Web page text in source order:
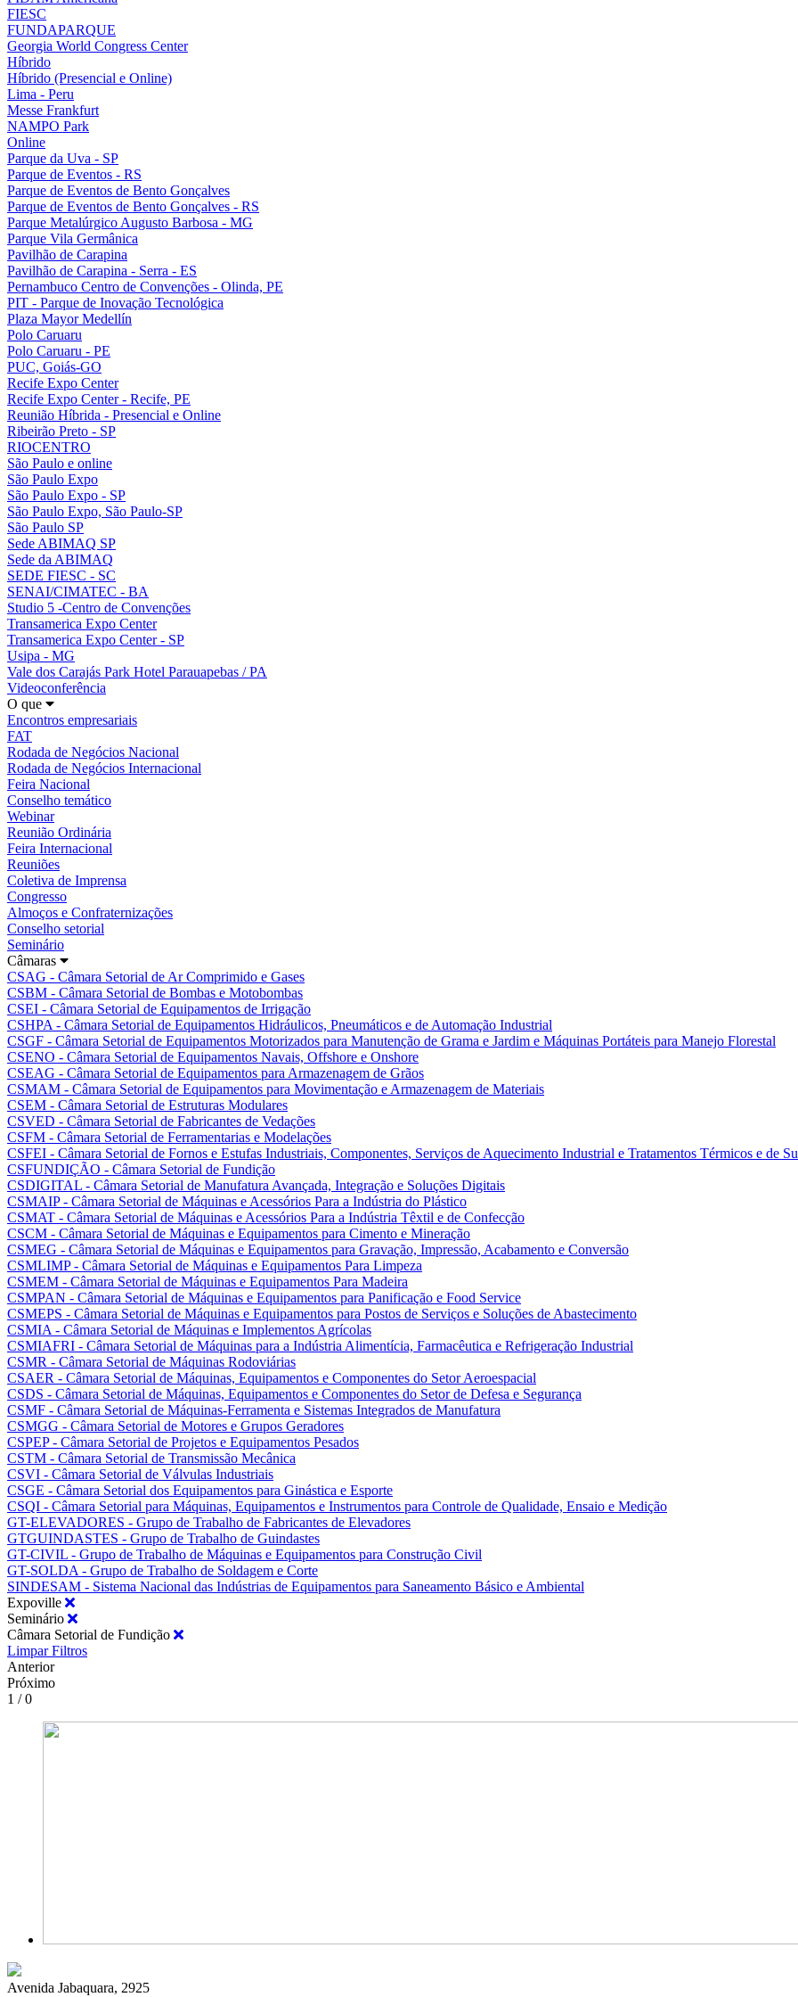
FIESC
FUNDAPARQUE
Georgia World Congress Center
Híbrido
Híbrido (Presencial e Online)
Lima - Peru
Messe Frankfurt
NAMPO Park
Online
Parque da Uva - SP
Parque de Eventos - RS
Parque de Eventos de Bento Gonçalves
Parque de Eventos de Bento Gonçalves - RS
Parque Metalúrgico Augusto Barbosa - MG
Parque Vila Germânica
Pavilhão de Carapina
Pavilhão de Carapina - Serra - ES
Pernambuco Centro de Convenções - Olinda, PE
PIT - Parque de Inovação Tecnológica
Plaza Mayor Medellín
Polo Caruaru
Polo Caruaru - PE
PUC, Goiás-GO
Recife Expo Center
Recife Expo Center - Recife, PE
Reunião Híbrida - Presencial e Online
Ribeirão Preto - SP
RIOCENTRO
São Paulo e online
São Paulo Expo
São Paulo Expo - SP
São Paulo Expo, São Paulo-SP
São Paulo SP
Sede ABIMAQ SP
Sede da ABIMAQ
SEDE FIESC - SC
SENAI/CIMATEC - BA
Studio 5 -Centro de Convenções
Transamerica Expo Center
Transamerica Expo Center - SP
Usipa - MG
Vale dos Carajás Park Hotel Parauapebas / PA
Videoconferência
O que
Encontros empresariais
FAT
Rodada de Negócios Nacional
Rodada de Negócios Internacional
Feira Nacional
Conselho temático
Webinar
Reunião Ordinária
Feira Internacional
Reuniões
Coletiva de Imprensa
Congresso
Almoços e Confraternizações
Conselho setorial
Seminário
Câmaras
CSAG - Câmara Setorial de Ar Comprimido e Gases
CSBM - Câmara Setorial de Bombas e Motobombas
CSEI - Câmara Setorial de Equipamentos de Irrigação
CSHPA - Câmara Setorial de Equipamentos Hidráulicos, Pneumáticos e de Automação Industrial
CSGF - Câmara Setorial de Equipamentos Motorizados para Manutenção de Grama e Jardim e Máquinas Portáteis para Manejo Florestal
CSENO - Câmara Setorial de Equipamentos Navais, Offshore e Onshore
CSEAG - Câmara Setorial de Equipamentos para Armazenagem de Grãos
CSMAM - Câmara Setorial de Equipamentos para Movimentação e Armazenagem de Materiais
CSEM - Câmara Setorial de Estruturas Modulares
CSVED - Câmara Setorial de Fabricantes de Vedações
CSFM - Câmara Setorial de Ferramentarias e Modelações
CSFEI - Câmara Setorial de Fornos e Estufas Industriais, Componentes, Serviços de Aquecimento Industrial e Tratamentos Térmicos e de
CSFUNDIÇÃO - Câmara Setorial de Fundição
CSDIGITAL - Câmara Setorial de Manufatura Avançada, Integração e Soluções Digitais
CSMAIP - Câmara Setorial de Máquinas e Acessórios Para a Indústria do Plástico
CSMAT - Câmara Setorial de Máquinas e Acessórios Para a Indústria Têxtil e de Confecção
CSCM - Câmara Setorial de Máquinas e Equipamentos para Cimento e Mineração
CSMEG - Câmara Setorial de Máquinas e Equipamentos para Gravação, Impressão, Acabamento e Conversão
CSMLIMP - Câmara Setorial de Máquinas e Equipamentos Para Limpeza
CSMEM - Câmara Setorial de Máquinas e Equipamentos Para Madeira
CSMPAN - Câmara Setorial de Máquinas e Equipamentos para Panificação e Food Service
CSMEPS - Câmara Setorial de Máquinas e Equipamentos para Postos de Serviços e Soluções de Abastecimento
CSMIA - Câmara Setorial de Máquinas e Implementos Agrícolas
CSMIAFRI - Câmara Setorial de Máquinas para a Indústria Alimentícia, Farmacêutica e Refrigeração Industrial
CSMR - Câmara Setorial de Máquinas Rodoviárias
CSAER - Câmara Setorial de Máquinas, Equipamentos e Componentes do Setor Aeroespacial
CSDS - Câmara Setorial de Máquinas, Equipamentos e Componentes do Setor de Defesa e Segurança
CSMF - Câmara Setorial de Máquinas-Ferramenta e Sistemas Integrados de Manufatura
CSMGG - Câmara Setorial de Motores e Grupos Geradores
CSPEP - Câmara Setorial de Projetos e Equipamentos Pesados
CSTM - Câmara Setorial de Transmissão Mecânica
CSVI - Câmara Setorial de Válvulas Industriais
CSGE - Câmara Setorial dos Equipamentos para Ginástica e Esporte
CSQI - Câmara Setorial para Máquinas, Equipamentos e Instrumentos para Controle de Qualidade, Ensaio e Medição
GT-ELEVADORES - Grupo de Trabalho de Fabricantes de Elevadores
GTGUINDASTES - Grupo de Trabalho de Guindastes
GT-CIVIL - Grupo de Trabalho de Máquinas e Equipamentos para Construção Civil
GT-SOLDA - Grupo de Trabalho de Soldagem e Corte
SINDESAM - Sistema Nacional das Indústrias de Equipamentos para Saneamento Básico e Ambiental
Expoville
Seminário
Câmara Setorial de Fundição
Limpar Filtros
Anterior
Próximo
1 / 0
Avenida Jabaquara, 2925